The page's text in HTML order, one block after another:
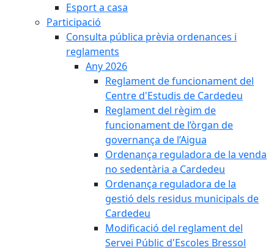
Esport a casa
Participació
Consulta pública prèvia ordenances i
reglaments
Any 2026
Reglament de funcionament del
Centre d'Estudis de Cardedeu
Reglament del règim de
funcionament de l’òrgan de
governança de l’Aigua
Ordenança reguladora de la venda
no sedentària a Cardedeu
Ordenança reguladora de la
gestió dels residus municipals de
Cardedeu
Modificació del reglament del
Servei Públic d'Escoles Bressol